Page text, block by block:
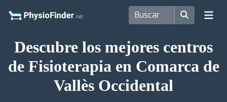
Descubre los mejores centros
de Fisioterapia en Comarca de
Vallès Occidental